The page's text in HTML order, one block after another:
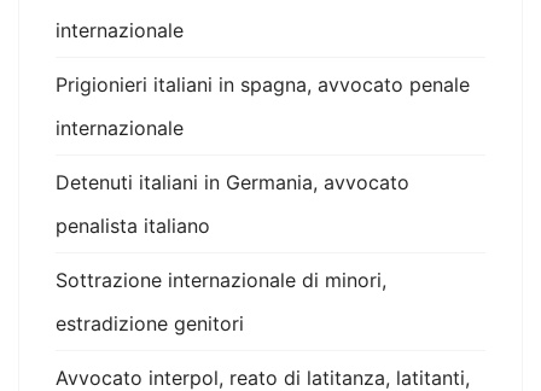
internazionale
Prigionieri italiani in spagna, avvocato penale
internazionale
Detenuti italiani in Germania, avvocato
penalista italiano
Sottrazione internazionale di minori,
estradizione genitori
Avvocato interpol, reato di latitanza, latitanti,